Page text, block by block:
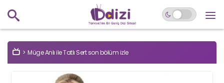
Müge Anlı ile Tatlı Sert son bölüm izle